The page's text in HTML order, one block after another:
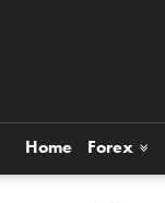
Home Forex